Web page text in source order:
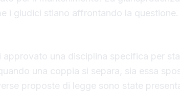
i giudici stiano affrontando la questione.
approvato una disciplina specifica per
una coppia si separa, sia essa
proposte di legge sono state